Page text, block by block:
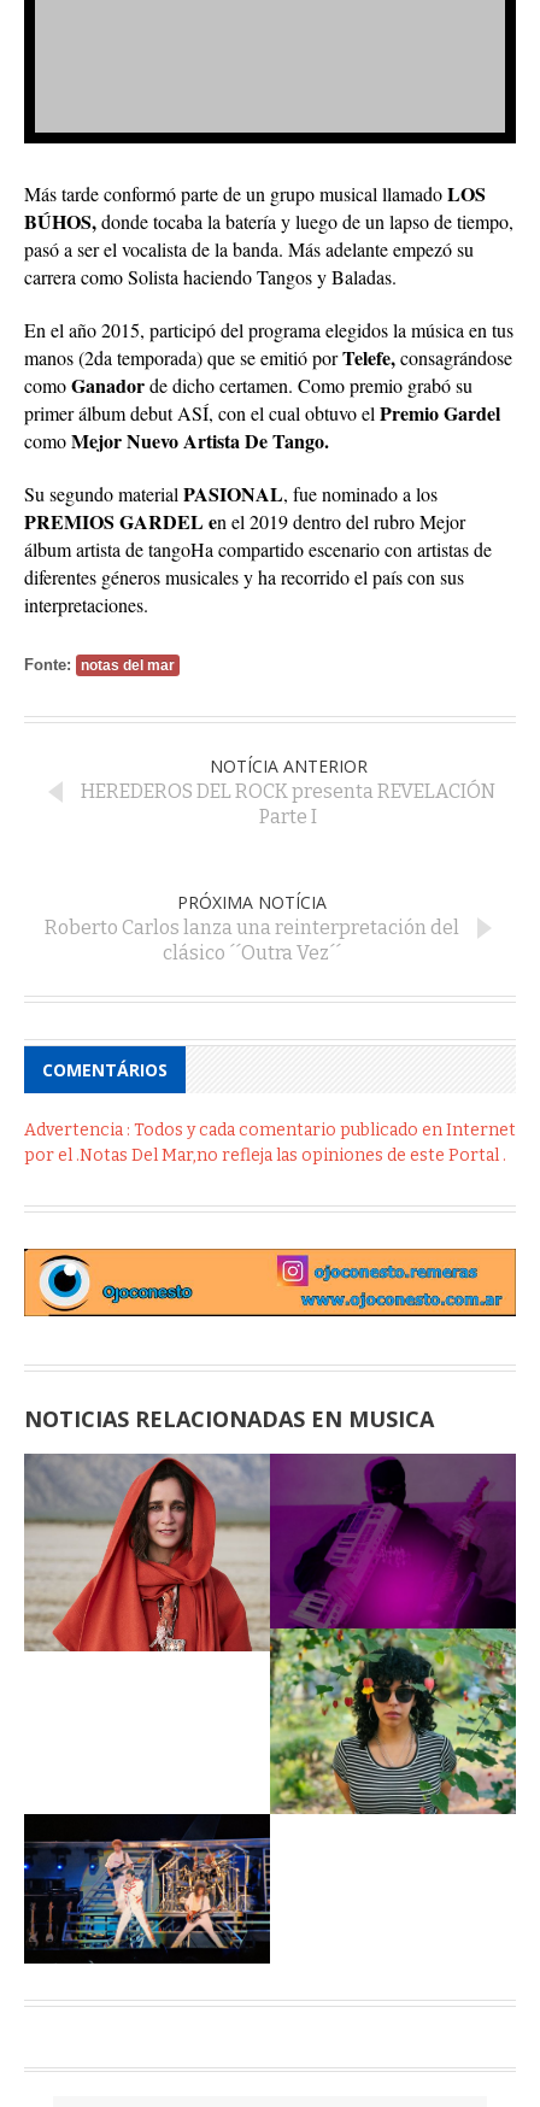
Más tarde conformó parte de un grupo musical llamadoLOS
BÚHOS,donde tocaba la batería y luego de un lapso de tiempo,
pasó a ser el vocalista de la banda. Más adelante empezó su
carrera como Solista haciendo Tangos y Baladas.
En el año 2015, participó del programa elegidos la música en tus
manos (2da temporada) que se emitió porTelefe,consagrándose
comoGanadorde dicho certamen. Como premio grabó su
primer álbum debut ASÍ, con el cual obtuvo el Premio Gardel
comoMejor Nuevo Artista De Tango.
Su segundo material PASIONAL, fue nominado a los
PREMIOS GARDEL en el 2019 dentro del rubro Mejor
álbum artista de tangoHa compartido escenario con artistas de
diferentes géneros musicales y ha recorrido el país con sus
interpretaciones.
Fonte: notas del mar
NOTÍCIA ANTERIOR
HEREDEROS DEL ROCK presenta REVELACIÓN
Parte I
PRÓXIMA NOTÍCIA
Roberto Carlos lanza una reinterpretación del
clásico ´´Outra Vez´´
COMENTÁRIOS
Advertencia : Todos y cada comentario publicado en Internet
por el .Notas Del Mar,no refleja las opiniones de este Portal .
NOTICIAS RELACIONADAS EN MUSICA